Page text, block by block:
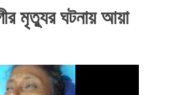
মৃত্যুর ঘটনায় আয়া